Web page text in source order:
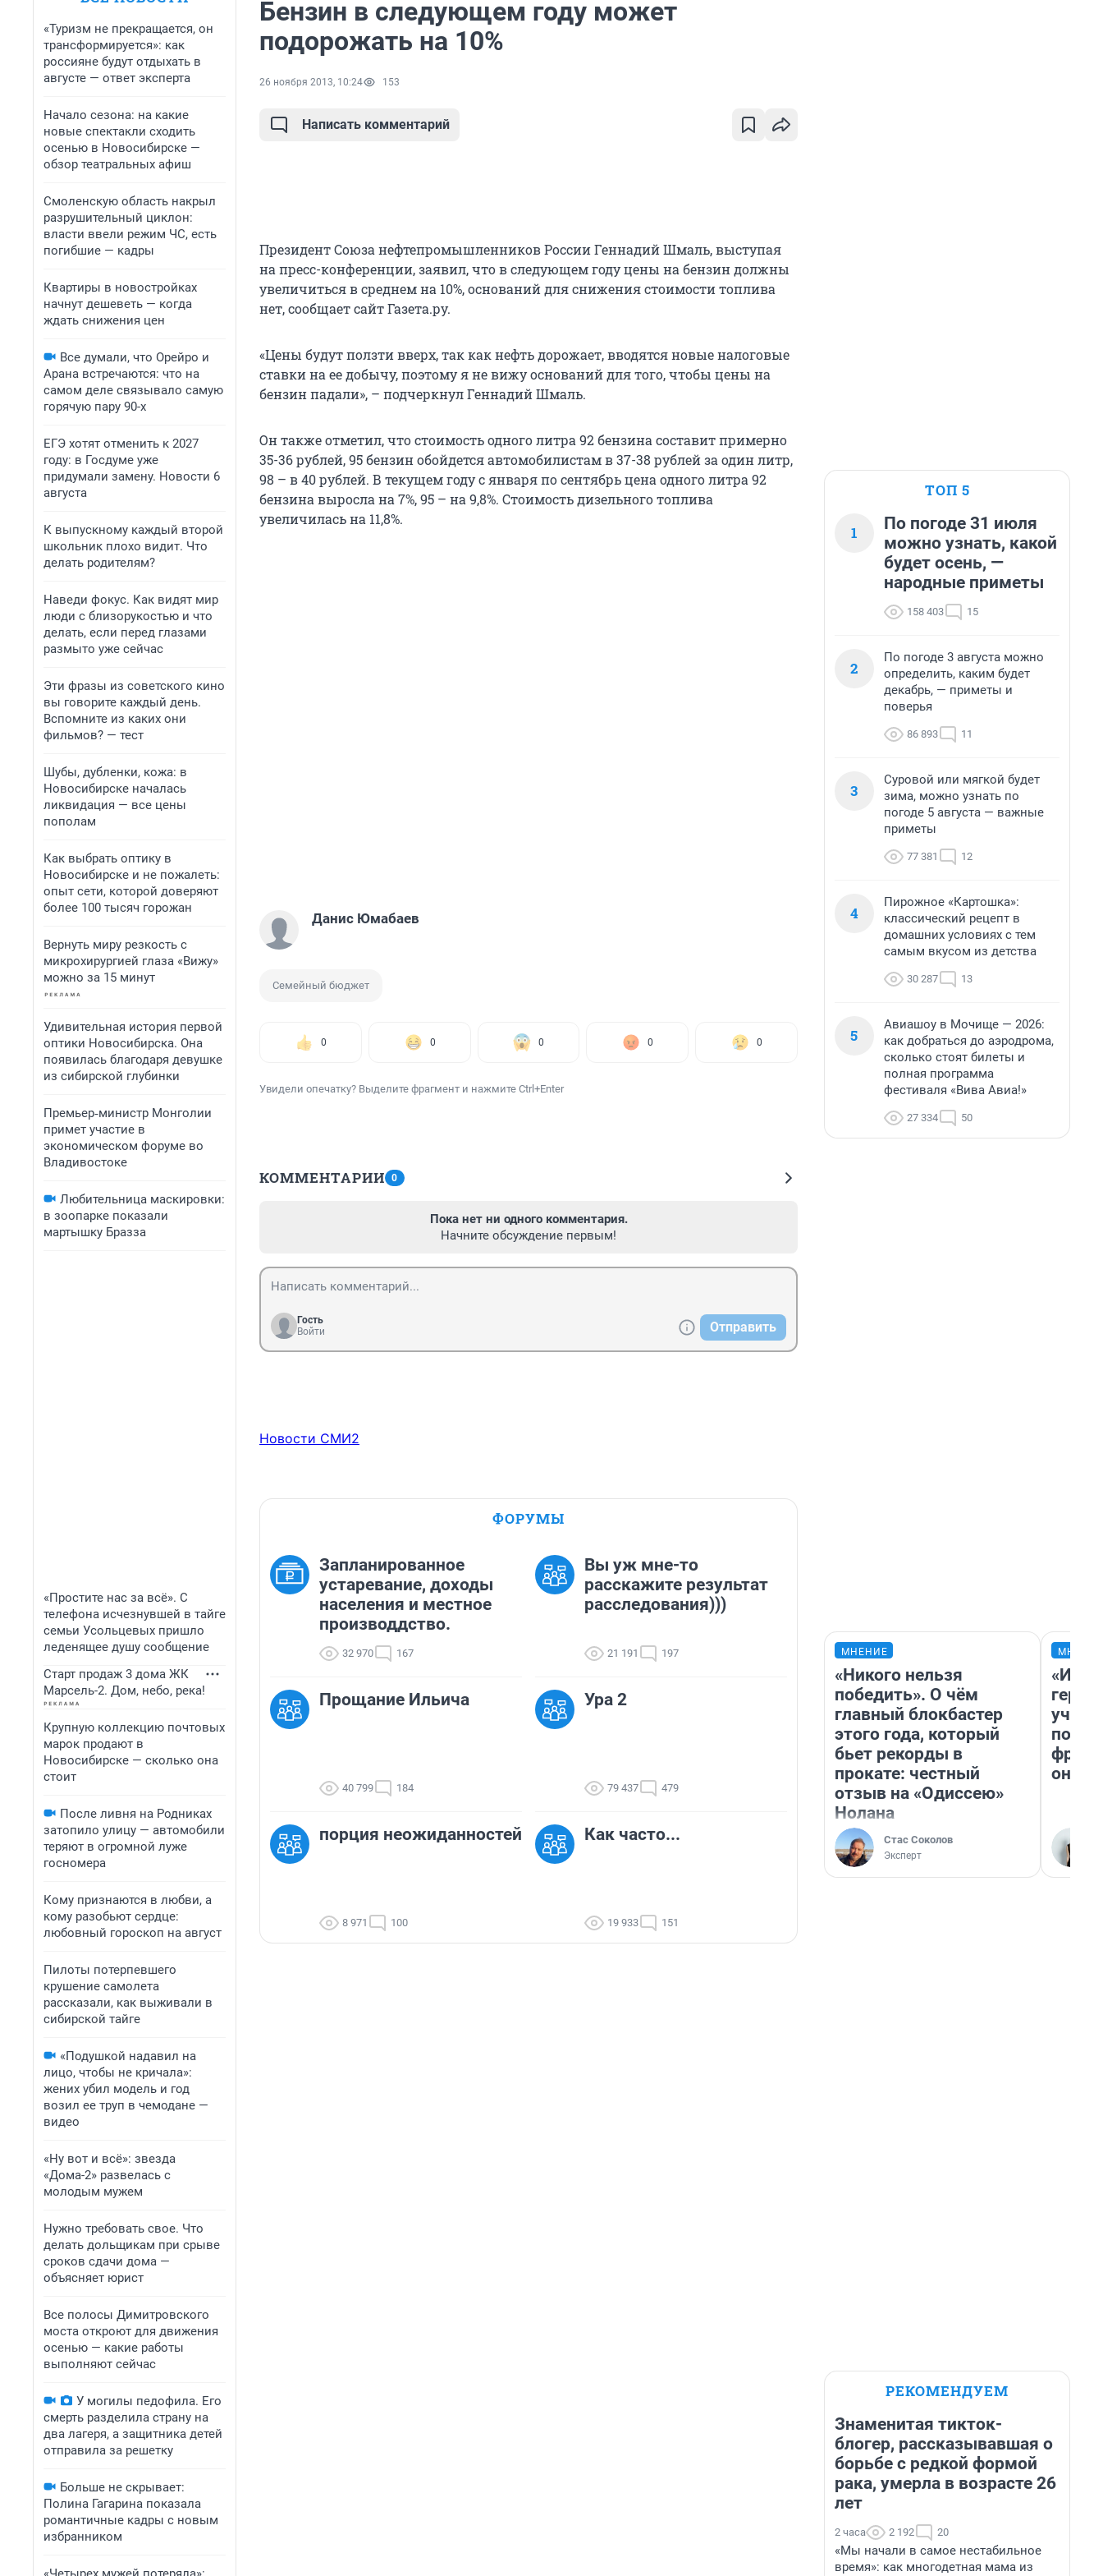
«Туризм не прекращается, он
трансформируется»: как
россияне будут отдыхать в
августе — ответ эксперта
Начало сезона: на какие
новые спектакли сходить
осенью в Новосибирске —
обзор театральных афиш
Смоленскую область накрыл
разрушительный циклон:
власти ввели режим ЧС, есть
погибшие — кадры
Квартиры в новостройках
начнут дешеветь — когда
ждать снижения цен
Все думали, что Орейро и
Арана встречаются: что на
самом деле связывало самую
горячую пару 90-х
ЕГЭ хотят отменить к 2027
году: в Госдуме уже
придумали замену. Новости 6
августа
К выпускному каждый второй
школьник плохо видит. Что
делать родителям?
Наведи фокус. Как видят мир
люди с близорукостью и что
делать, если перед глазами
размыто уже сейчас
Эти фразы из советского кино
вы говорите каждый день.
Вспомните из каких они
фильмов? — тест
Шубы, дубленки, кожа: в
Новосибирске началась
ликвидация — все цены
пополам
Как выбрать оптику в
Новосибирске и не пожалеть:
опыт сети, которой доверяют
более 100 тысяч горожан
Вернуть миру резкость с
микрохирургией глаза «Вижу»
можно за 15 минут
Удивительная история первой
оптики Новосибирска. Она
появилась благодаря девушке
из сибирской глубинки
Премьер‑министр Монголии
примет участие в
экономическом форуме во
Владивостоке
Любительница маскировки:
в зоопарке показали
мартышку Бразза
«Простите нас за всё». С
телефона исчезнувшей в тайге
семьи Усольцевых пришло
леденящее душу сообщение
Старт продаж 3 дома ЖК
Марсель-2. Дом, небо, река!
Крупную коллекцию почтовых
марок продают в
Новосибирске — сколько она
стоит
После ливня на Родниках
затопило улицу — автомобили
теряют в огромной луже
госномера
Кому признаются в любви, а
кому разобьют сердце:
любовный гороскоп на август
Пилоты потерпевшего
крушение самолета
рассказали, как выживали в
сибирской тайге
«Подушкой надавил на
лицо, чтобы не кричала»:
жених убил модель и год
возил ее труп в чемодане —
видео
«Ну вот и всё»: звезда
«Дома-2» развелась с
молодым мужем
Нужно требовать свое. Что
делать дольщикам при срыве
сроков сдачи дома —
объясняет юрист
Все полосы Димитровского
моста откроют для движения
осенью — какие работы
выполняют сейчас
У могилы педофила. Его
смерть разделила страну на
два лагеря, а защитника детей
отправила за решетку
Больше не скрывает:
Полина Гагарина показала
романтичные кадры с новым
избранником
Бензин в следующем году может
подорожать на 10%
26 ноября 2013, 10:24 153
Написать комментарий
Президент Союза нефтепромышленников России Геннадий Шмаль, выступая
на пресс-конференции, заявил, что в следующем году цены на бензин должны
увеличиться в среднем на 10%, оснований для снижения стоимости топлива
нет, сообщает сайт Газета.ру.
«Цены будут ползти вверх, так как нефть дорожает, вводятся новые налоговые
ставки на ее добычу, поэтому я не вижу оснований для того, чтобы цены на
бензин падали», – подчеркнул Геннадий Шмаль.
Он также отметил, что стоимость одного литра 92 бензина составит примерно
35-36 рублей, 95 бензин обойдется автомобилистам в 37-38 рублей за один литр,
98 – в 40 рублей. В текущем году с января по сентябрь цена одного литра 92
бензина выросла на 7%, 95 – на 9,8%. Стоимость дизельного топлива
увеличилась на 11,8%.
Данис Юмабаев
Семейный бюджет
0 0 0 0 0
Увидели опечатку? Выделите фрагмент и нажмите Ctrl+Enter
КОММЕНТАРИИ 0
Пока нет ни одного комментария.
Начните обсуждение первым!
Гость
Войти
Отправить
Новости СМИ2
ФОРУМЫ
Запланированное
устаревание, доходы
населения и местное
производдство.
32 970 167
Вы уж мне-то
расскажите результат
расследования)))
21 191 197
Прощание Ильича
40 799 184
Ура 2
79 437 479
порция неожиданностей
8 971 100
Как часто...
19 933 151
ТОП 5
1
По погоде 31 июля
можно узнать, какой
будет осень, —
народные приметы
158 403 15
2
По погоде 3 августа можно
определить, каким будет
декабрь, — приметы и
поверья
86 893 11
3
Суровой или мягкой будет
зима, можно узнать по
погоде 5 августа — важные
приметы
77 381 12
4
Пирожное «Картошка»:
классический рецепт в
домашних условиях с тем
самым вкусом из детства
30 287 13
5
Авиашоу в Мочище — 2026:
как добраться до аэродрома,
сколько стоят билеты и
полная программа
фестиваля «Вива Авиа!»
27 334 50
МНЕНИЕ
«Никого нельзя
победить». О чём
главный блокбастер
этого года, который
бьет рекорды в
прокате: честный
отзыв на «Одиссею»
Нолана
Стас Соколов
Эксперт
учит
она
РЕКОМЕНДУЕМ
Знаменитая тикток-
блогер, рассказывавшая о
борьбе с редкой формой
рака, умерла в возрасте 26
лет
2 часа 2 192 20
«Мы начали в самое нестабильное
время»: как многодетная мама из